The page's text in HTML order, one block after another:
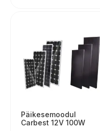
Päikesemoodul
Carbest 12V 100W